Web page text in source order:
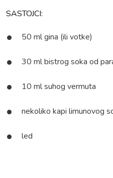
SASTOJCI:
50 ml gina (ili votke)
30 ml bistrog soka od
10 ml suhog vermuta
nekoliko kapi limunovog
led